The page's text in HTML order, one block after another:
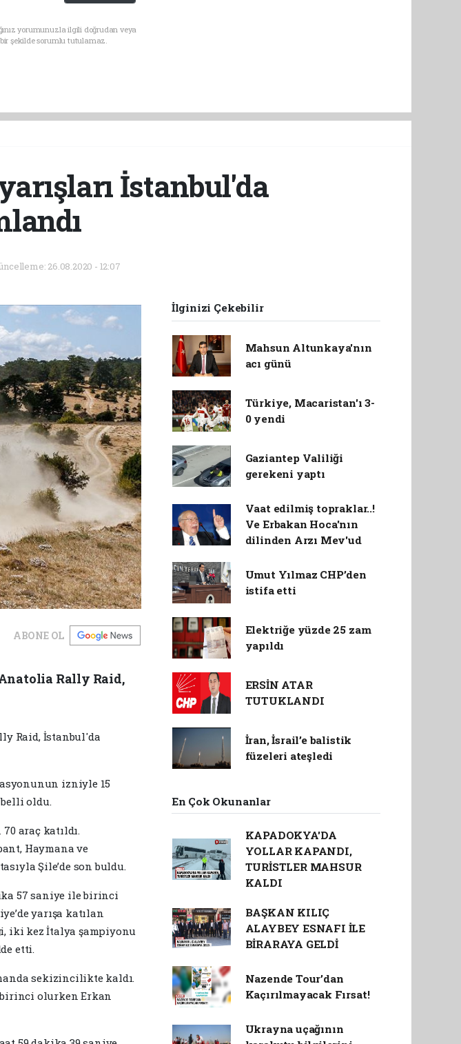
yorumunuzla ilgili doğrudan veya
şekilde sorumlu tutulamaz.
İstanbul'da
26.08.2020 - 12:07
ABONE OL
Rally Raid,
Raid, İstanbul'da
izniyle 15
belli oldu.
araç katıldı.
Haymana ve
Şile’de son buldu.
57 saniye ile birinci
yarışa katılan
iki kez İtalya şampiyonu
etti.
sekizincilikte kaldı.
birinci olurken Erkan
İlginizi Çekebilir
Mahsun Altunkaya'nın
acı günü
Türkiye, Macaristan'ı 3-
0 yendi
Gaziantep Valiliği
gerekeni yaptı
Vaat edilmiş topraklar..!
Ve Erbakan Hoca'nın
dilinden Arzı Mev'ud
Umut Yılmaz CHP’den
istifa etti
Elektriğe yüzde 25 zam
yapıldı
ERSİN ATAR
TUTUKLANDI
İran, İsrail’e balistik
füzeleri ateşledi
En Çok Okunanlar
KAPADOKYA'DA
YOLLAR KAPANDI,
TURİSTLER MAHSUR
KALDI
BAŞKAN KILIÇ
ALAYBEY ESNAFI İLE
BİRARAYA GELDİ
Nazende Tour’dan
Kaçırılmayacak Fırsat!
Ukrayna uçağının